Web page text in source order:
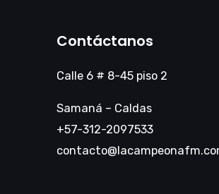
Contáctanos
Calle 6 # 8-45 piso 2
Samaná – Caldas
+57-312-2097533